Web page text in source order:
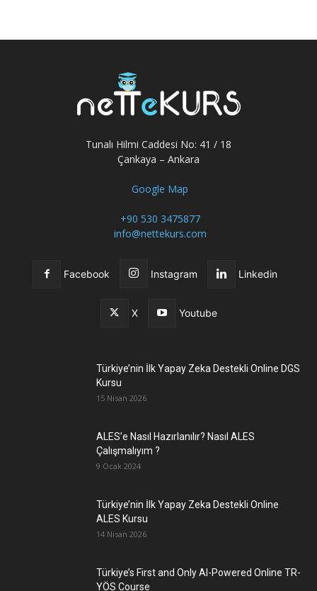
Tunalı Hilmi Caddesi No: 41 / 18
Çankaya – Ankara
Google Map
+90 530 3475877
info@nettekurs.com
Facebook Instagram Linkedin
X Youtube
Türkiye’nin İlk Yapay Zeka Destekli Online DGS
Kursu
15 Nisan 2026
ALES’e Nasıl Hazırlanılır? Nasıl ALES
Çalışmalıyım ?
9 Ocak 2024
Türkiye’nin İlk Yapay Zeka Destekli Online
ALES Kursu
14 Nisan 2026
Türkiye’s First and Only AI-Powered Online TR-
YÖS Course